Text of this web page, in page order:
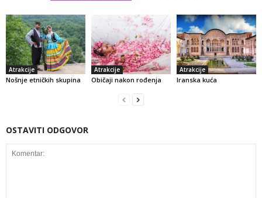
Atrakcije
Nošnje etničkih skupina
Atrakcije
Običaji nakon rođenja
Atrakcije
Iranska kuća
OSTAVITI ODGOVOR